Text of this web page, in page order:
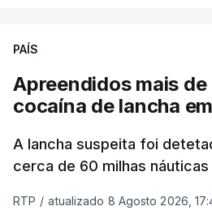
PAÍS
Apreendidos mais
cocaína de lancha
A lancha suspeita foi
cerca de 60 milhas náuticas
RTP / atualizado 8 Agosto 2026,